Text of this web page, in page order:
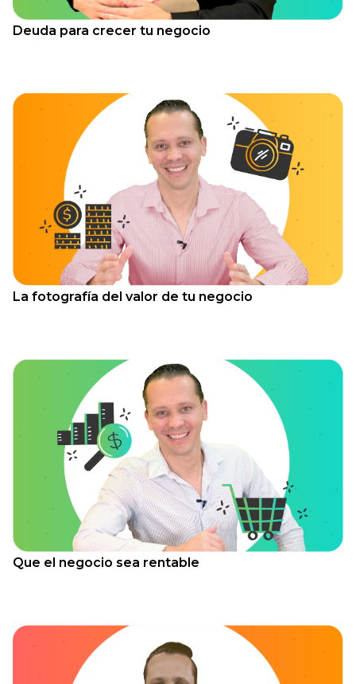
Deuda para crecer tu negocio
La fotografía del valor de tu negocio
Que el negocio sea rentable